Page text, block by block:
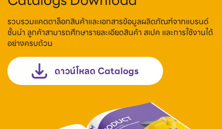
รวบรวมแคตตาล็อกสินค้าและเอกสารข้อมูลผลิตภัณฑ์จากแบรนด์
ชั้นนำ ลูกค้าสามารถศึกษารายละเอียดสินค้า สเปค และการใช้งานได้
อย่างครบถ้วน
ดาวน์โหลด Catalogs